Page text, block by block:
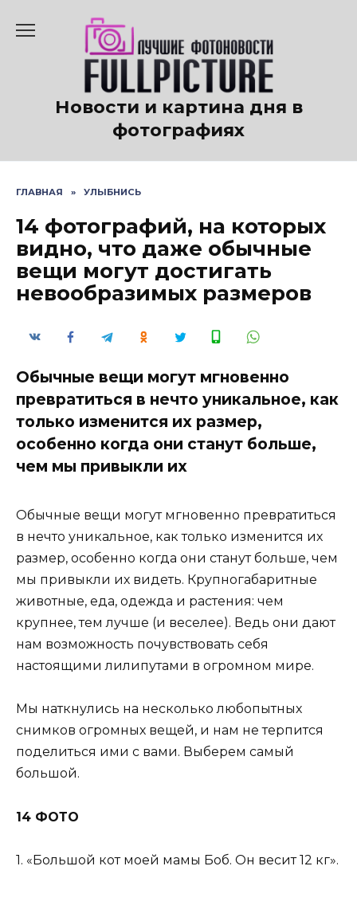
содержанию
Новости и картина дня в
фотографиях
ГЛАВНАЯ » УЛЫБНИСЬ
14 фотографий, на которых
видно, что даже обычные
вещи могут достигать
невообразимых размеров
Обычные вещи могут мгновенно
превратиться в нечто уникальное, как
только изменится их размер,
особенно когда они станут больше,
чем мы привыкли их
Обычные вещи могут мгновенно превратиться
в нечто уникальное, как только изменится их
размер, особенно когда они станут больше, чем
мы привыкли их видеть. Крупногабаритные
животные, еда, одежда и растения: чем
крупнее, тем лучше (и веселее). Ведь они дают
нам возможность почувствовать себя
настоящими лилипутами в огромном мире.
Мы наткнулись на несколько любопытных
снимков огромных вещей, и нам не терпится
поделиться ими с вами. Выберем самый
большой.
14 ФОТО
1. «Большой кот моей мамы Боб. Он весит 12 кг».